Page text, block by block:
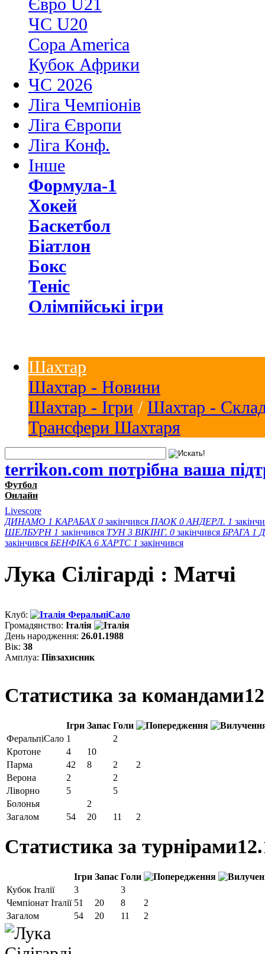
ЧС U20
Copa America
Кубок Африки
ЧС 2026
Ліга Чемпіонів
Ліга Європи
Ліга Конф.
Інше
Формула-1
Хокей
Баскетбол
Біатлон
Бокс
Теніс
Олімпійські ігри
Шахтар
Шахтар - Новини
Шахтар - Ігри / Шахтар -
Трансфери Шахтаря
terrikon.com потрібна ваша
Футбол
Онлайн
Livescore
ДИНАМО 1 КАРАБАХ 0 закінчився ПАОК 0 АНДЕРЛ. 1
ШЕЛБУРН 1 закінчився ТУН 3 ВІКІНГ. 0 закінчився БРАГА 1
закінчився БЕНФІКА 6 ХАРТС 1 закінчився
Лука Сілігарді : Матчi
Клуб:
ФеральпіСало
Громадянство: Італія
День народження: 26.01.1988
Вік: 38
Амплуа: Півзахисник
Статистика за командами
Ігри Запас Голи
ФеральпіСало 1
2
Кротоне
4
10
Парма
42 8 2
2
Верона
2
2
Ліворно
5
5
Болонья
2
Загалом
54 20 11 2
Статистика за турнірами
Ігри Запас Голи
Кубок Італії
3
3
Чемпіонат Італії 51 20 8
2
Загалом
54 20 11 2